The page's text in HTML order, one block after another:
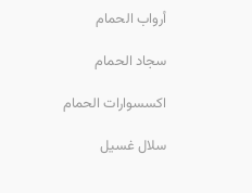
أرواب الحمام
سجاد الحمام
اكسسوارات الحمام
سلال غسيل